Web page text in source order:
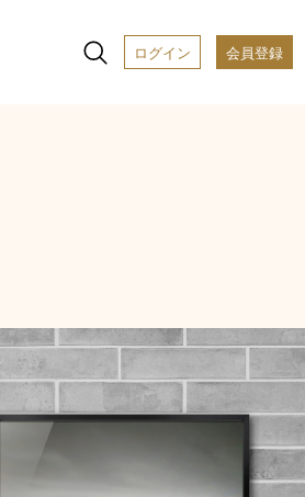
ログイン 会員登録